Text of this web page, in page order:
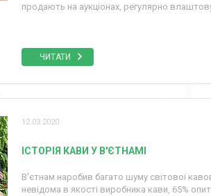
продають на аукціонах, регулярно
ЧИТАТИ
12.03.2020
ІСТОРІЯ КАВИ У В'ЄТНАМІ
В'єтнам наробив багато шуму світової
невідома в якості виробника кави, 65%